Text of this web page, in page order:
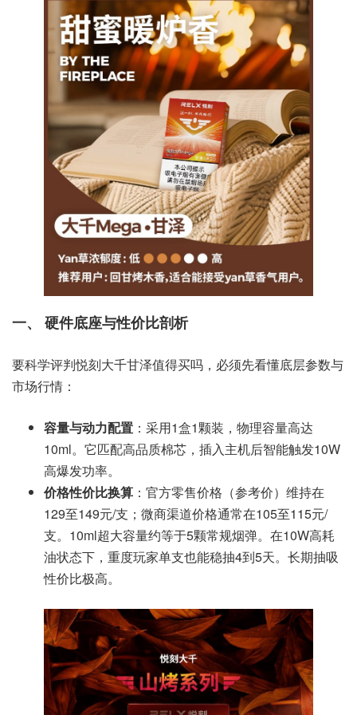
一、 硬件底座与性价比剖析
要科学评判悦刻大千甘泽值得买吗，必须先看懂底层参数与
市场行情：
容量与动力配置 ：采用1盒1颗装，物理容量高达
10ml。它匹配高品质棉芯，插入主机后智能触发10W
高爆发功率。
价格性价比换算 ：官方零售价格（参考价）维持在
129至149元/支；微商渠道价格通常在105至115元/
支。10ml超大容量约等于5颗常规烟弹。在10W高耗
油状态下，重度玩家单支也能稳抽4到5天。长期抽吸
性价比极高。